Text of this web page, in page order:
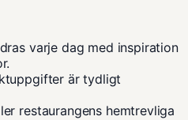
varje dag med inspiration
är tydligt
restaurangens hemtrevliga